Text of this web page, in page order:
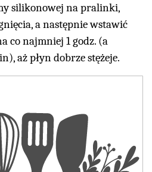
silikonowej na pralinki,
a następnie wstawić
co najmniej 1 godz. (a
aż płyn dobrze stężeje.